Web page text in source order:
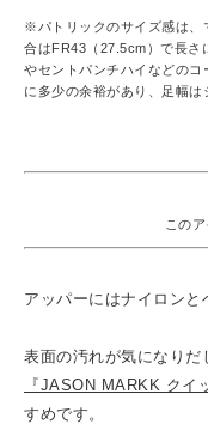
※パトリックのサイズ感は、
合はFR43（27.5cm）で長さ
やセントパンチハイなどの
に多少の余裕があり、足幅は
この
アッパーにはナイロンと
表面の汚れが気になりだ
『JASON MARKK クイ
すめです。